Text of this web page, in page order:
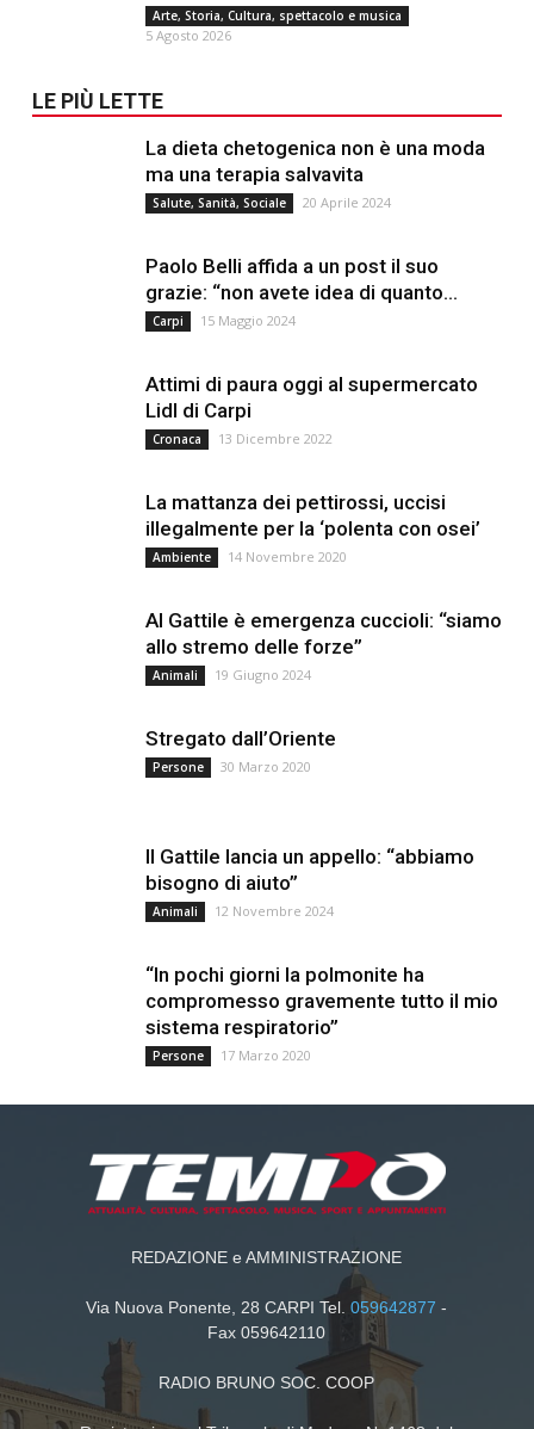
Arte, Storia, Cultura, spettacolo e musica
5 Agosto 2026
LE PIÙ LETTE
La dieta chetogenica non è una moda
ma una terapia salvavita
Salute, Sanità, Sociale 20 Aprile 2024
Paolo Belli affida a un post il suo
grazie: “non avete idea di quanto...
Carpi 15 Maggio 2024
Attimi di paura oggi al supermercato
Lidl di Carpi
Cronaca 13 Dicembre 2022
La mattanza dei pettirossi, uccisi
illegalmente per la ‘polenta con osei’
Ambiente 14 Novembre 2020
Al Gattile è emergenza cuccioli: “siamo
allo stremo delle forze”
Animali 19 Giugno 2024
Stregato dall’Oriente
Persone 30 Marzo 2020
Il Gattile lancia un appello: “abbiamo
bisogno di aiuto”
Animali 12 Novembre 2024
“In pochi giorni la polmonite ha
compromesso gravemente tutto il mio
sistema respiratorio”
Persone 17 Marzo 2020
REDAZIONE e AMMINISTRAZIONE
Via Nuova Ponente, 28 CARPI Tel.059642877 -
Fax 059642110
RADIO BRUNO SOC. COOP